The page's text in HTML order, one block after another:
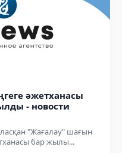
әжетханасы
- новости
"Жағалау" шағын
бар жылы...